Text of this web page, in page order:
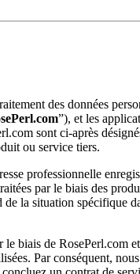
des données
”), et les
sont ci-après
ou service tiers.
professionnelle
par le biais des
la situation spécifique
biais de RosePerl.com
Par conséquent,